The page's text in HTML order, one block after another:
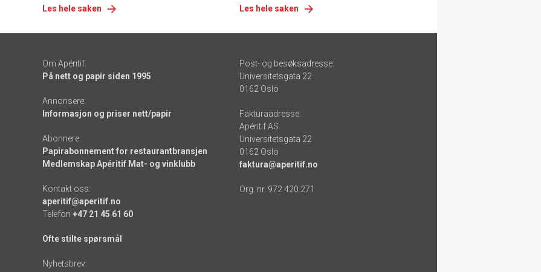
Les hele saken Les hele saken
Om Apéritif:
På nett og papir siden 1995
Annonsere:
Informasjon og priser nett/papir
Abonnere:
Papirabonnement for restaurantbransjen
Medlemskap Apéritif Mat- og vinklubb
Kontakt oss:
aperitif@aperitif.no
Telefon +47 21 45 61 60
Ofte stilte spørsmål
Nyhetsbrev:
Post- og besøksadresse:
Universitetsgata 22
0162 Oslo
Fakturaadresse:
Apéritif AS
Universitetsgata 22
0162 Oslo
faktura@aperitif.no
Org. nr. 972 420 271